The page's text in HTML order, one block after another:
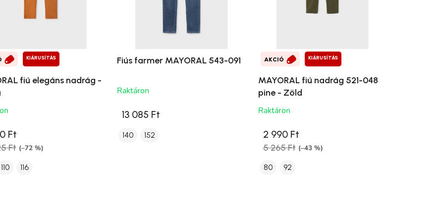
KIÁRUSÍTÁS
fiú elegáns nadrág -
Ft
Ft (–72 %)
110 116
Fiús farmer MAYORAL 543-091
Raktáron
13 085 Ft
140 152
AKCIÓ KIÁRUSÍTÁS
MAYORAL fiú nadrág 521-048
pine - Zöld
Raktáron
2 990 Ft
5 265 Ft (–43 %)
80 92